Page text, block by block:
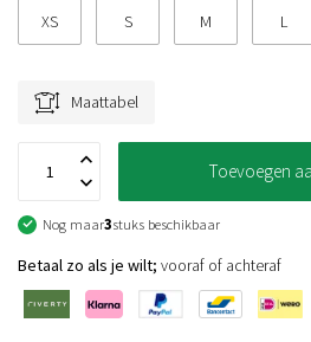
XS S M L
Maattabel
Toevoegen
Nog maar3stuks beschikbaar
Betaal zo als je wilt; vooraf of achteraf